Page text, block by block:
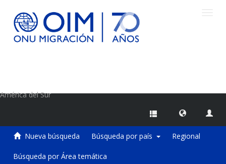
América del Sur
Nueva búsqueda Búsqueda por país Regional
Búsqueda por Área temática